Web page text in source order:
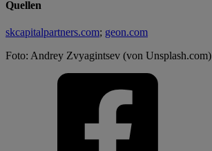
Quellen
skcapitalpartners.com; geon.com
Foto: Andrey Zvyagintsev (von Unsplash.com)